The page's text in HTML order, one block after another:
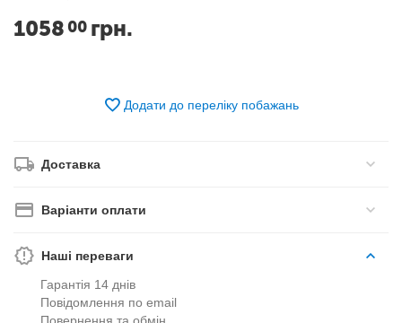
1058 00 грн.
Додати до переліку побажань
Доставка
Варіанти оплати
Наші переваги
Гарантія 14 днів
Повідомлення по email